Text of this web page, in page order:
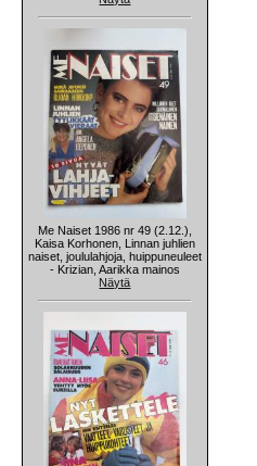
Me Naiset 1986 nr 49 (2.12.),
Kaisa Korhonen, Linnan juhlien
naiset, joululahjoja, huippuneuleet
- Krizian, Aarikka mainos
Näytä